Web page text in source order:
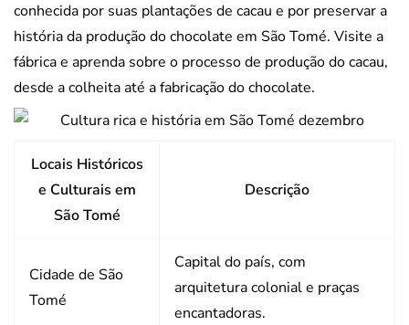
conhecida por suas plantações de cacau e por preservar a
história da produção do chocolate em São Tomé. Visite a
fábrica e aprenda sobre o processo de produção do cacau,
desde a colheita até a fabricação do chocolate.
Locais Históricos
e Culturais em
São Tomé
Descrição
Cidade de São
Tomé
Capital do país, com
arquitetura colonial e praças
encantadoras.